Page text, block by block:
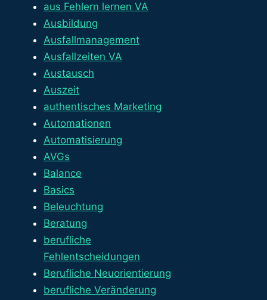
aus Fehlern lernen VA
Ausbildung
Ausfallmanagement
Ausfallzeiten VA
Austausch
Auszeit
authentisches Marketing
Automationen
Automatisierung
AVGs
Balance
Basics
Beleuchtung
Beratung
berufliche
Fehlentscheidungen
Berufliche Neuorientierung
berufliche Veränderung